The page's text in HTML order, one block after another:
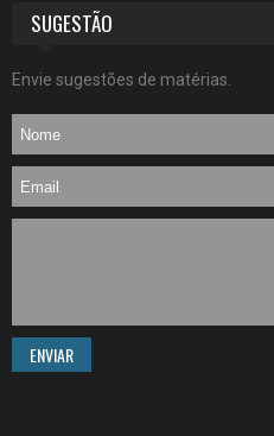
SUGESTÃO
Envie sugestões de matérias.
ENVIAR